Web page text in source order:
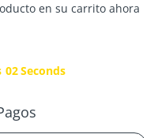
en su carrito ahora
02Seconds